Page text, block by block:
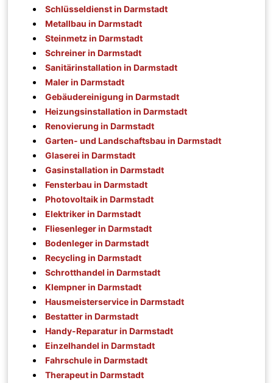
Schlüsseldienst in Darmstadt
Metallbau in Darmstadt
Steinmetz in Darmstadt
Schreiner in Darmstadt
Sanitärinstallation in Darmstadt
Maler in Darmstadt
Gebäudereinigung in Darmstadt
Heizungsinstallation in Darmstadt
Renovierung in Darmstadt
Garten- und Landschaftsbau in Darmstadt
Glaserei in Darmstadt
Gasinstallation in Darmstadt
Fensterbau in Darmstadt
Photovoltaik in Darmstadt
Elektriker in Darmstadt
Fliesenleger in Darmstadt
Bodenleger in Darmstadt
Recycling in Darmstadt
Schrotthandel in Darmstadt
Klempner in Darmstadt
Hausmeisterservice in Darmstadt
Bestatter in Darmstadt
Handy-Reparatur in Darmstadt
Einzelhandel in Darmstadt
Fahrschule in Darmstadt
Therapeut in Darmstadt